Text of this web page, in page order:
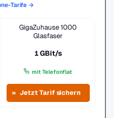
Tarife →
GigaZuhause 1000
Glasfaser
1 GBit/s
mit Telefonflat
Jetzt Tarif sichern